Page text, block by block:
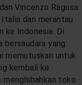
Vincenzo Ragusa
dan merantau
ke Indonesia. Di
bersaudara yang
memutuskan untuk
kembali ke
menghibahkan toko